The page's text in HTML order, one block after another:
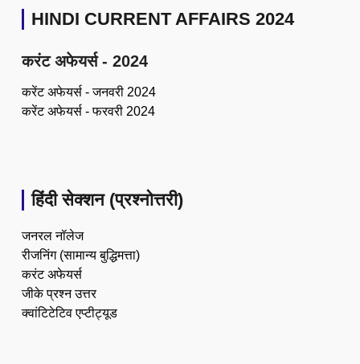
HINDI CURRENT AFFAIRS 2024
करंट अफेयर्स - 2024
करेंट अफेयर्स - जनवरी 2024
करेंट अफेयर्स - फरवरी 2024
हिंदी सेक्शन (प्रश्नोत्तरी)
जनरल नॉलेज
रीजनिंग (सामान्य बुद्धिमत्ता)
करंट अफेयर्स
जीके प्रश्न उत्तर
क्वांटिटेटिव एप्टीट्यूड